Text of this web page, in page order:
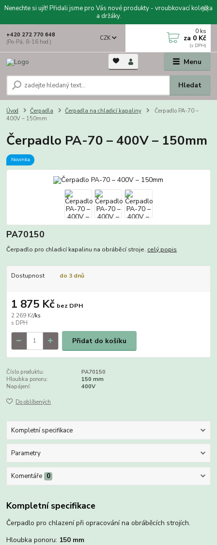
Nenechte si ujít! Přidali jsme pro Vás nové produkty - vroubkovací kolečka
a držáky.
Menu
CZK
Hledat
+420 272 770 648
(Po-Pá, 8-16 hod.)
0 ks
za 0 Kč
Úvod Čerpadla Čerpadla na chladicí kapaliny
Čerpadlo PA-70 –
400V – 150mm
Čerpadlo PA-70 – 400V – 150mm
Novinka
PA70150
Čerpadlo pro chladicí kapalinu na obráběcí stroje. celý popis
Dostupnost do 3 dnů
2 269 Kč/ks
1 875 Kč bez DPH
Přidat do košíku
Číslo produktu:
PA70150
Hloubka ponoru:
150 mm
Napájení:
400V
Do oblíbených
Kompletní specifikace
Parametry
Komentáře 0
Kompletní specifikace
Čerpadlo pro chlazení při opracování na obráběcích strojích.
Hloubka ponoru: 150 mm